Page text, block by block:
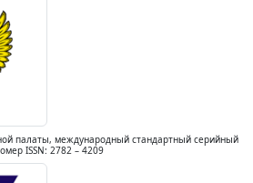
палаты, международный стандартный серийный
ISSN: 2782 – 4209